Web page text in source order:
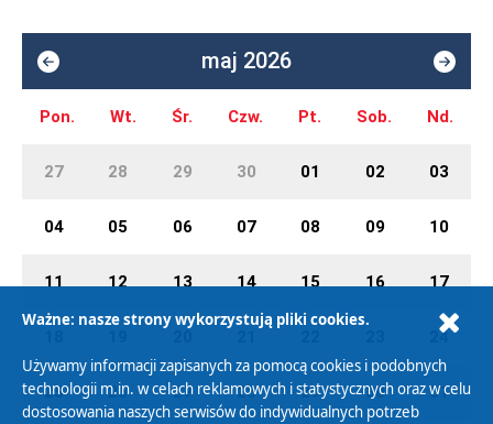
maj 2026
Pon. Wt. Śr. Czw. Pt. Sob. Nd.
27 28 29 30 01 02 03
04 05 06 07 08 09 10
11 12 13 14 15 16 17
24
25 26 27 28 29 30 31
Ważne: nasze strony wykorzystują pliki cookies.
Używamy informacji zapisanych za pomocą cookies i podobnych
technologii m.in. w celach reklamowych i statystycznych oraz w celu
dostosowania naszych serwisów do indywidualnych potrzeb